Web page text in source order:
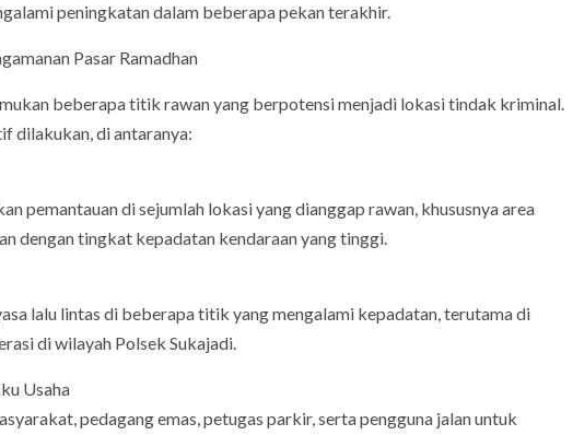
peningkatan dalam beberapa pekan terakhir.
Pasar Ramadhan
beberapa titik rawan yang berpotensi menjadi lokasi tindak kriminal.
dilakukan, di antaranya:
pemantauan di sejumlah lokasi yang dianggap rawan, khususnya area
dengan tingkat kepadatan kendaraan yang tinggi.
lalu lintas di beberapa titik yang mengalami kepadatan, terutama di
di wilayah Polsek Sukajadi.
Usaha
pedagang emas, petugas parkir, serta pengguna jalan untuk